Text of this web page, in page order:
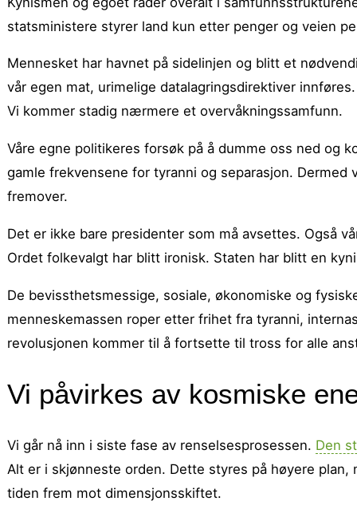
statsministere styrer land kun etter penger og veien
Mennesket har havnet på sidelinjen og blitt et
vår egen mat, urimelige datalagringsdirektiver
Vi kommer stadig nærmere et overvåkningssamfunn.
Våre egne politikeres forsøk på å dumme oss ned og
gamle frekvensene for tyranni og separasjon.
fremover.
Det er ikke bare presidenter som må avsettes. Også
Ordet folkevalgt har blitt ironisk. Staten har blitt en
De bevissthetsmessige, sosiale, økonomiske og
menneskemassen roper etter frihet fra tyranni,
revolusjonen kommer til å fortsette til tross for alle
Vi påvirkes av kosmiske
Vi går nå inn i siste fase av renselsesprosessen. Den
Alt er i skjønneste orden. Dette styres på høyere
tiden frem mot dimensjonsskiftet.